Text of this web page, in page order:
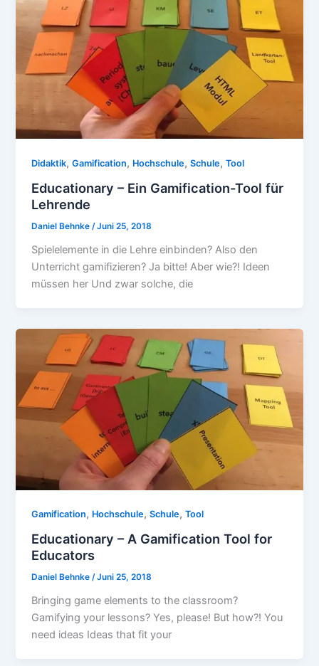
Didaktik,Gamification, Hochschule,Schule,Tool
Educationary – Ein Gamification-Tool für
Lehrende
Daniel Behnke/Juni 25, 2018
Spielelemente in die Lehre einbinden? Also den
Unterricht gamifizieren? Ja bitte! Aber wie?! Ideen
müssen her Und zwar solche, die
Gamification, Hochschule,Schule,Tool
Educationary – A Gamification Tool for
Educators
Daniel Behnke/Juni 25, 2018
Bringing game elements to the classroom?
Gamifying your lessons? Yes, please! But how?! You
need ideas Ideas that fit your